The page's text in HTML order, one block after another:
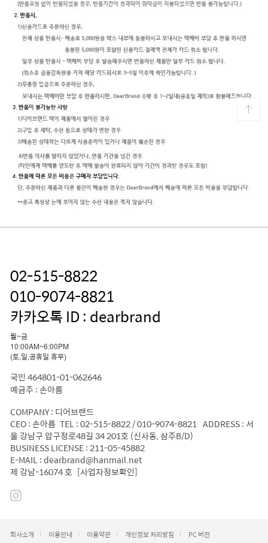
02-515-8822
010-9074-8821
카카오톡 ID : dearbrand
월~금
10:00AM~6:00PM
(토,일,공휴일 휴무)
국민 464801-01-062646
예금주 : 손아름
COMPANY : 디어브랜드
CEO : 손아름 TEL : 02-515-8822 / 010-9074-8821 ADDRESS : 서
울 강남구 압구정로48길 34 201호 (신사동, 삼주B/D)
BUSINESS LICENSE : 211-05-45882
E-MAIL : dearbrand@hanmail.net
제 강남-16074 호 [사업자정보확인]
회사소개 이용안내 이용약관 개인정보 처리방침 PC 버전